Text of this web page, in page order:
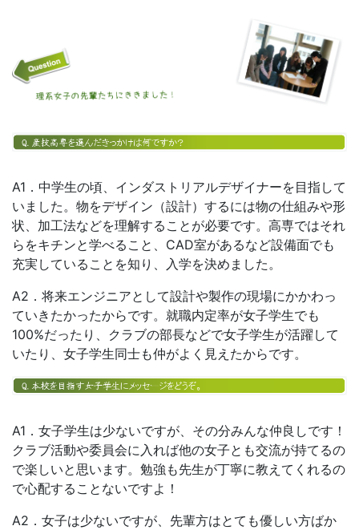
A1．中学生の頃、インダストリアルデザイナーを目指して
いました。物をデザイン（設計）するには物の仕組みや形
状、加工法などを理解することが必要です。高専ではそれ
らをキチンと学べること、CAD室があるなど設備面でも
充実していることを知り、入学を決めました。
A2．将来エンジニアとして設計や製作の現場にかかわっ
ていきたかったからです。就職内定率が女子学生でも
100%だったり、クラブの部長などで女子学生が活躍して
いたり、女子学生同士も仲がよく見えたからです。
A1．女子学生は少ないですが、その分みんな仲良しです！
クラブ活動や委員会に入れば他の女子とも交流が持てるの
で楽しいと思います。勉強も先生が丁寧に教えてくれるの
で心配することないですよ！
A2．女子は少ないですが、先輩方はとても優しい方ばか